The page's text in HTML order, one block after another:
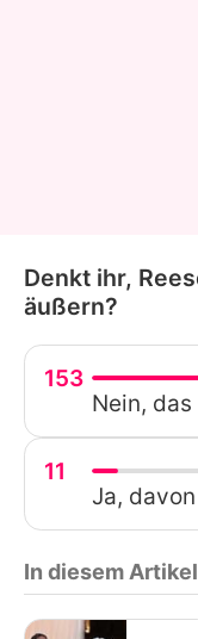
Denkt ihr,
äußern?
153
Nein,
11
Ja,
In diesem Artikel